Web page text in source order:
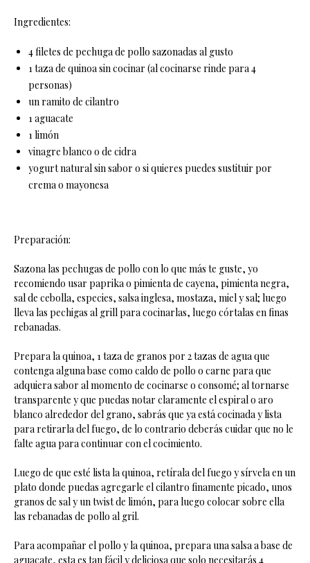
Ingredientes:
4 filetes de pechuga de pollo sazonadas al gusto
1 taza de quinoa sin cocinar (al cocinarse rinde para 4
personas)
un ramito de cilantro
1 aguacate
1 limón
vinagre blanco o de cidra
yogurt natural sin sabor o si quieres puedes sustituir por
crema o mayonesa
Preparación:
Sazona las pechugas de pollo con lo que más te guste, yo
recomiendo usar paprika o pimienta de cayena, pimienta negra,
sal de cebolla, especies, salsa inglesa, mostaza, miel y sal; luego
lleva las pechigas al grill para cocinarlas, luego córtalas en finas
rebanadas.
Prepara la quinoa, 1 taza de granos por 2 tazas de agua que
contenga alguna base como caldo de pollo o carne para que
adquiera sabor al momento de cocinarse o consomé; al tornarse
transparente y que puedas notar claramente el espiral o aro
blanco alrededor del grano, sabrás que ya está cocinada y lista
para retirarla del fuego, de lo contrario deberás cuidar que no le
falte agua para continuar con el cocimiento.
Luego de que esté lista la quinoa, retírala del fuego y sírvela en un
plato donde puedas agregarle el cilantro finamente picado, unos
granos de sal y un twist de limón, para luego colocar sobre ella
las rebanadas de pollo al gril.
Para acompañar el pollo y la quinoa, prepara una salsa a base de
aguacate, esta es tan fácil y deliciosa que solo necesitarás 4